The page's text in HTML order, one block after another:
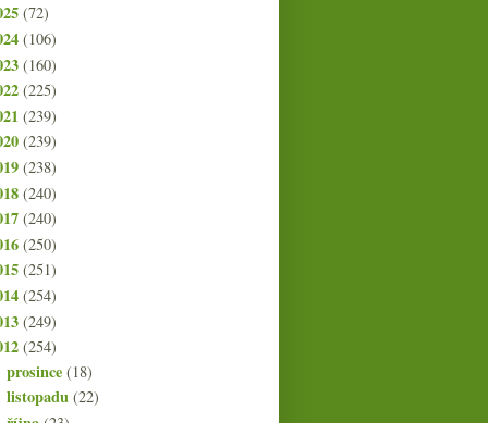
(72)
(106)
(160)
(225)
(239)
(239)
(238)
(240)
(240)
(250)
(251)
(254)
(249)
(254)
prosince(18)
listopadu(22)